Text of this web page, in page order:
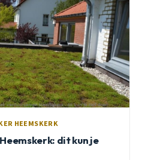
HEEMSKERK
dit kun je